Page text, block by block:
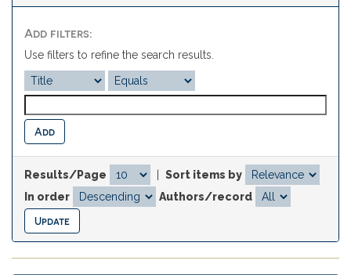
Add filters:
Use filters to refine the search results.
Results/Page
Sort items by
In order
Authors/record